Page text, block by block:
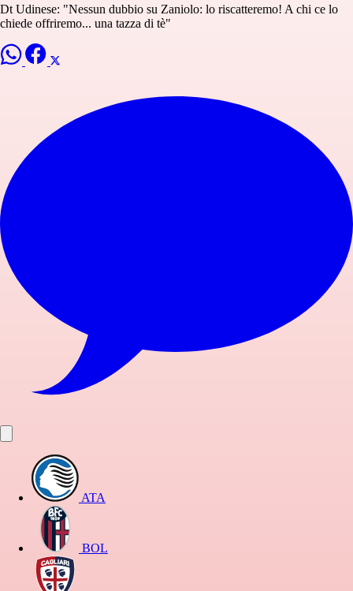
Dt Udinese: "Nessun dubbio su Zaniolo: lo riscatteremo! A chi ce lo
chiede offriremo... una tazza di tè"
ATA
BOL